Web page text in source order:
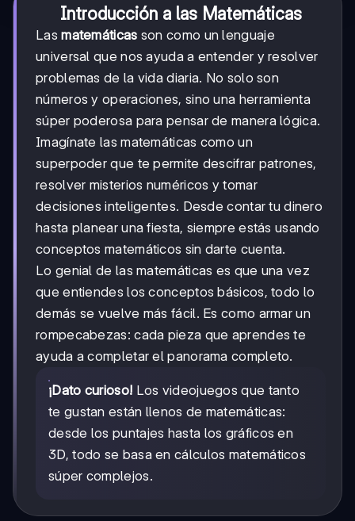
Introducción a las Matemáticas
Lasmatemáticas son como un lenguaje
universal que nos ayuda a entender y resolver
problemas de la vida diaria. No solo son
números y operaciones, sino una herramienta
súper poderosa para pensar de manera lógica.
Imagínate las matemáticas como un
superpoder que te permite descifrar patrones,
resolver misterios numéricos y tomar
decisiones inteligentes. Desde contar tu dinero
hasta planear una fiesta, siempre estás usando
conceptos matemáticos sin darte cuenta.
Lo genial de las matemáticas es que una vez
que entiendes los conceptos básicos, todo lo
demás se vuelve más fácil. Es como armar un
rompecabezas: cada pieza que aprendes te
ayuda a completar el panorama completo.
¡Dato curioso! Los videojuegos que tanto
te gustan están llenos de matemáticas:
desde los puntajes hasta los gráficos en
3D, todo se basa en cálculos matemáticos
súper complejos.